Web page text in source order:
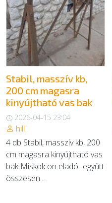
EGYÉB
SZOLGÁLTATÓK
Stabil, masszív kb,
200 cm magasra
kinyújtható vas bak
2026-04-15 23:04
hill
4 db Stabil, masszív kb, 200
cm magasra kinyújtható vas
bak Miskolcon eladó- együtt
összesen...